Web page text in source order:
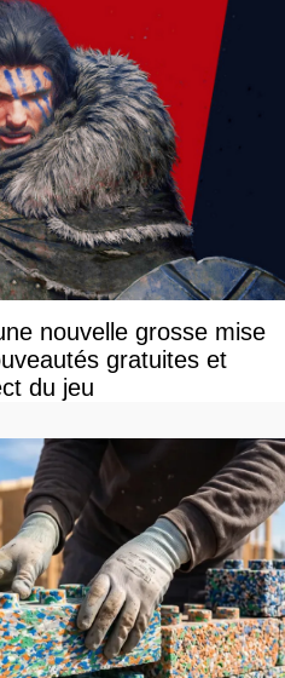
nouvelle grosse mise
gratuites et
du jeu